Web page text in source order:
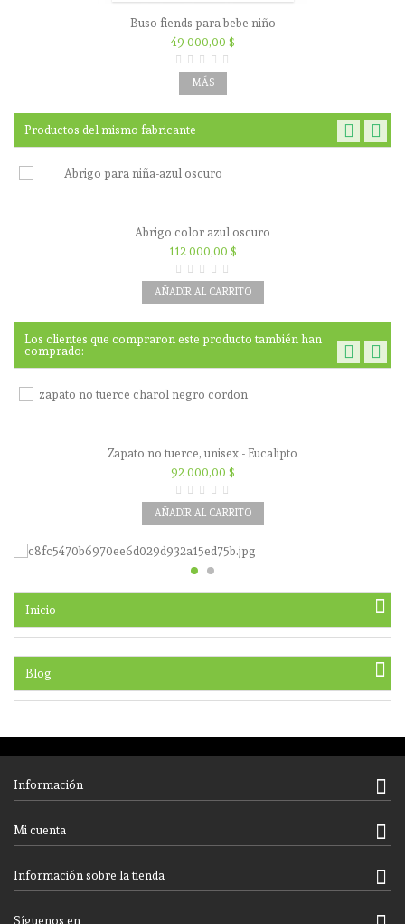
Buso fiends para bebe niño
49 000,00 $
MÁS
Productos del mismo fabricante
Abrigo color azul oscuro
112 000,00 $
AÑADIR AL CARRITO
Los clientes que compraron este producto también han
comprado:
Zapato no tuerce, unisex - Eucalipto
92 000,00 $
AÑADIR AL CARRITO
Inicio
Blog
Información
Mi cuenta
Información sobre la tienda
Síguenos en